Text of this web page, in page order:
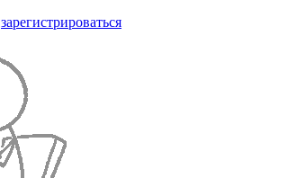
зарегистрироваться